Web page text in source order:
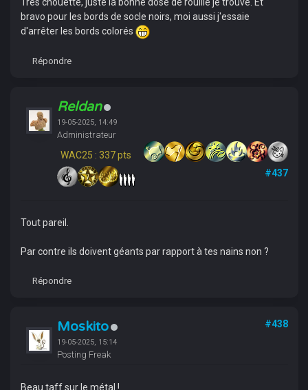
bravo pour les bords de socle noirs, moi aussi j'essaie
d'arrêter les bords colorés
Répondre
Reldan
19-05-2025, 14:49
Administrateur
WAC25 : 337 pts
#437
Tout pareil.
Par contre ils doivent géants par rapport à tes nains non ?
Répondre
Moskito
19-05-2025, 15:14
Posting Freak
#438
Beau taff sur le métal !